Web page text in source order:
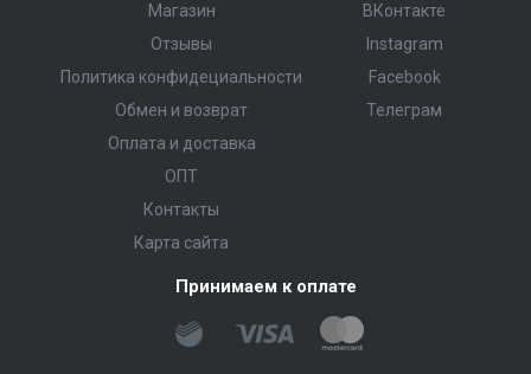
Магазин
Отзывы
Политика конфидециальности
Обмен и возврат
Оплата и доставка
ОПТ
Контакты
Карта сайта
ВКонтакте
Instagram
Facebook
Телеграм
Принимаем к оплате